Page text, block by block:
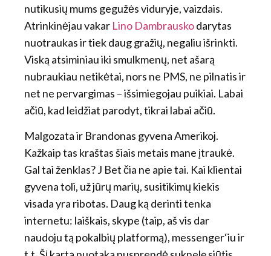
nutikusių mums gegužės viduryje, vaizdais.
Atrinkinėjau vakar Lino Dambrauskodarytas
nuotraukas ir tiek daug gražių, negaliu išrinkti.
Viską atsiminiau iki smulkmenų, net ašarą
nubraukiau netikėtai, nors ne PMS, ne pilnatis ir
net ne pervargimas – išsimiegojau puikiai. Labai
ačiū, kad leidžiat parodyt, tikrai labai ačiū.
Malgozata ir Brandonas gyvena Amerikoj.
Kažkaip tas kraštas šiais metais mane įtraukė.
Gal tai ženklas? J Bet čia ne apie tai. Kai klientai
gyvena toli, už jūrų marių, susitikimų kiekis
visada yra ribotas. Daug ką derinti tenka
internetu: laiškais, skype (taip, aš vis dar
naudoju tą pokalbių platformą), messenger‘iu ir